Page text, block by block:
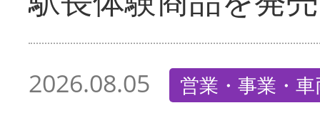
2026.08.05 営業・事業・